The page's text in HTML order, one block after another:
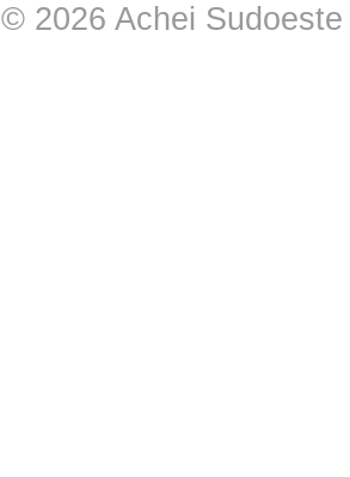
© 2026 Achei